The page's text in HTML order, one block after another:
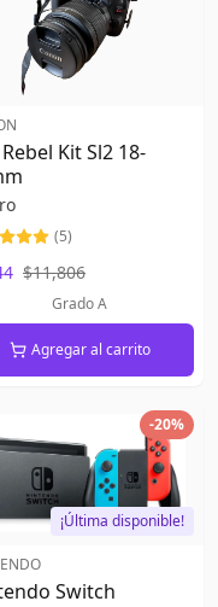
Kit Sl2 18-
(5)
$11,806
Grado A
Agregar al carrito
-20%
¡Última disponible!
Switch